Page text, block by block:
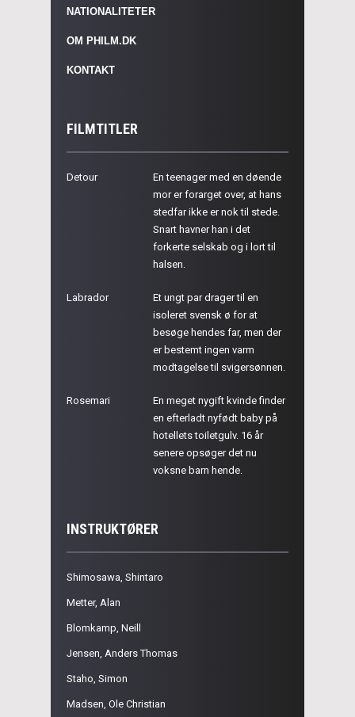
NATIONALITETER
OM PHILM.DK
KONTAKT
FILMTITLER
Detour
En teenager med en døende
mor er forarget over, at hans
stedfar ikke er nok til stede.
Snart havner han i det
forkerte selskab og i lort til
halsen.
Labrador
Et ungt par drager til en
isoleret svensk ø for at
besøge hendes far, men der
er bestemt ingen varm
modtagelse til svigersønnen.
Rosemari
En meget nygift kvinde finder
en efterladt nyfødt baby på
hotellets toiletgulv. 16 år
senere opsøger det nu
voksne barn hende.
INSTRUKTØRER
Shimosawa, Shintaro
Metter, Alan
Blomkamp, Neill
Jensen, Anders Thomas
Staho, Simon
Madsen, Ole Christian